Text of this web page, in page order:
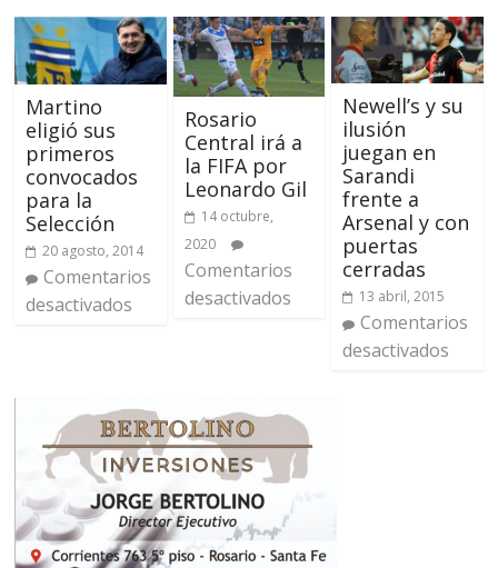
Martino
eligió sus
primeros
convocados
para la
Selección
20 agosto, 2014
Comentarios
desactivados
Rosario
Central irá a
la FIFA por
Leonardo Gil
14 octubre,
2020
Comentarios
desactivados
Newell’s y su
ilusión
juegan en
Sarandi
frente a
Arsenal y con
puertas
cerradas
13 abril, 2015
Comentarios
desactivados